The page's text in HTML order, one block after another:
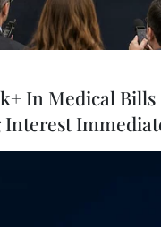
19/6 năm Canh
Hiếu/Vietnam+)
In Medical Bills
Interest